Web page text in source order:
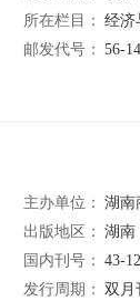
所在栏目： 经济
邮发代号： 56-14
主办单位： 湖南
出版地区： 湖南
国内刊号： 43-
发行周期： 双月